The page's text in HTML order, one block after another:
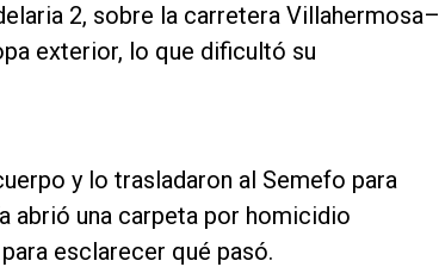
2, sobre la carretera Villahermosa–
exterior, lo que dificultó su
y lo trasladaron al Semefo para
abrió una carpeta por homicidio
esclarecer qué pasó.